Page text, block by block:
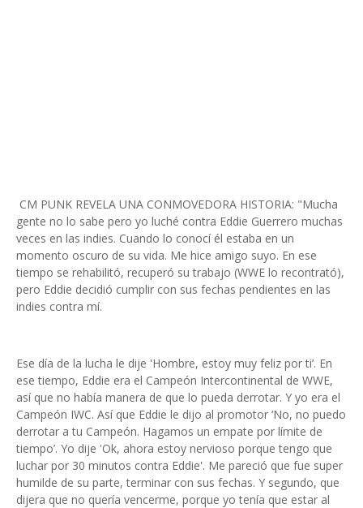
CM PUNK REVELA UNA CONMOVEDORA HISTORIA: "Mucha
gente no lo sabe pero yo luché contra Eddie Guerrero muchas
veces en las indies. Cuando lo conocí él estaba en un
momento oscuro de su vida. Me hice amigo suyo. En ese
tiempo se rehabilitó, recuperó su trabajo (WWE lo recontrató),
pero Eddie decidió cumplir con sus fechas pendientes en las
indies contra mí.
Ese día de la lucha le dije 'Hombre, estoy muy feliz por ti’. En
ese tiempo, Eddie era el Campeón Intercontinental de WWE,
así que no había manera de que lo pueda derrotar. Y yo era el
Campeón IWC. Así que Eddie le dijo al promotor ‘No, no puedo
derrotar a tu Campeón. Hagamos un empate por límite de
tiempo’. Yo dije 'Ok, ahora estoy nervioso porque tengo que
luchar por 30 minutos contra Eddie'. Me pareció que fue super
humilde de su parte, terminar con sus fechas. Y segundo, que
dijera que no quería vencerme, porque yo tenía que estar al